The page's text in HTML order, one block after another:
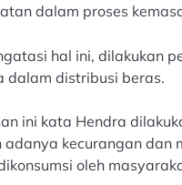
dalam proses
hal ini, dilakukan
dalam distribusi beras.
ini kata Hendra
adanya kecurangan dan
oleh